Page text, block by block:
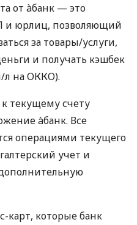
от àбанк — это
и юрлиц, позволяющий
за товары/услуги,
и получать кэшбек
л на ОККО).
текущему счету
àбанк. Все
операциями текущего
учет и
карт, которые банк